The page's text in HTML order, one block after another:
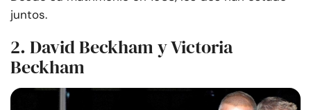
juntos.
2. David Beckham y Victoria
Beckham